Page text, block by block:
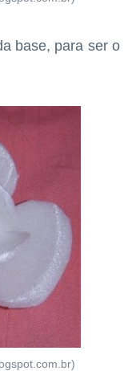
base, para ser o